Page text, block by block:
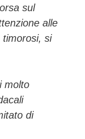
sul
alle
timorosi, si
molto
di